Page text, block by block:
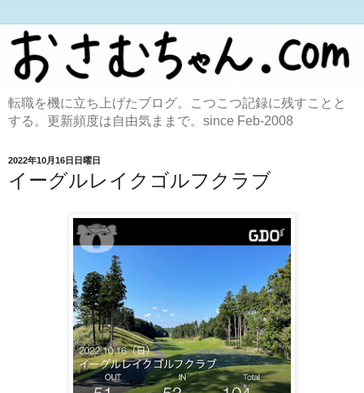
転職を機に立ち上げたブログ。こつこつ記録に残すことと
する。更新頻度は自由気ままで。since Feb-2008
2022年10月16日日曜日
イーグルレイクゴルフクラブ